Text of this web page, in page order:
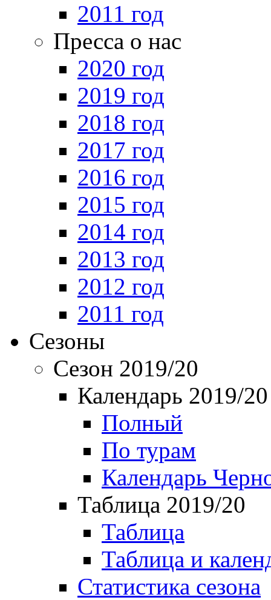
2011 год
Пресса о нас
2020 год
2019 год
2018 год
2017 год
2016 год
2015 год
2014 год
2013 год
2012 год
2011 год
Сезоны
Сезон 2019/20
Календарь 2019/20
Полный
По турам
Календарь
Таблица 2019/20
Таблица
Таблица и
Статистика сезона